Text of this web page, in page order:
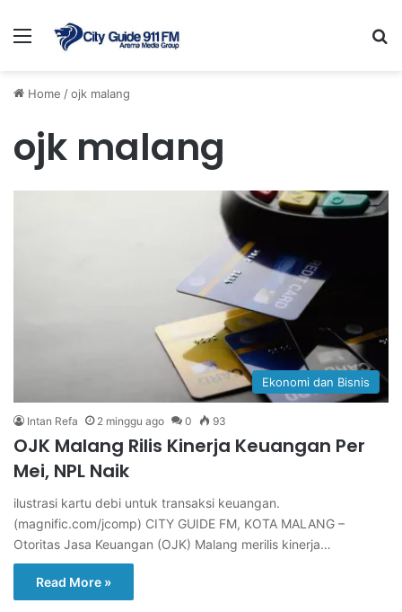
Menu
Home /ojk malang
ojk malang
Ekonomi dan Bisnis
Intan Refa 2 minggu ago 0 93
OJK Malang Rilis Kinerja Keuangan Per
Mei, NPL Naik
ilustrasi kartu debi untuk transaksi keuangan.
(magnific.com/jcomp) CITY GUIDE FM, KOTA MALANG –
Otoritas Jasa Keuangan (OJK) Malang merilis kinerja…
Read More »